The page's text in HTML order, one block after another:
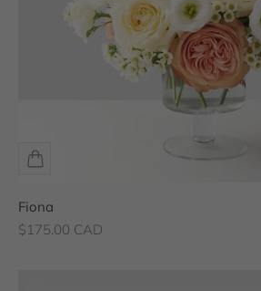
Fiona
Prix de vente
$175.00 CAD